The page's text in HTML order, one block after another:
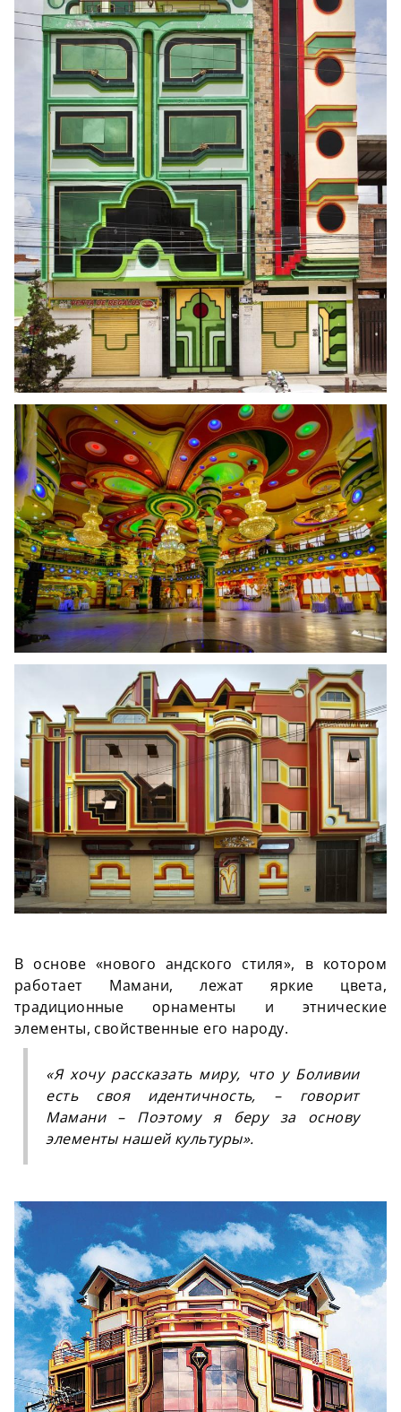
В основе «нового андского стиля», в котором
работает Мамани, лежат яркие цвета,
традиционные орнаменты и этнические
элементы, свойственные его народу.
«Я хочу рассказать миру, что у Боливии
есть своя идентичность, – говорит
Мамани – Поэтому я беру за основу
элементы нашей культуры».